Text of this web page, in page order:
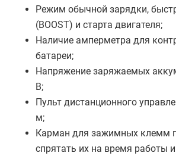
Режим обычной зарядки,
(BOOST) и старта двигателя;
Наличие амперметра для
батареи;
Напряжение заряжаемых
В;
Пульт дистанционного
м;
Карман для зажимных клемм
спрятать их на время работы